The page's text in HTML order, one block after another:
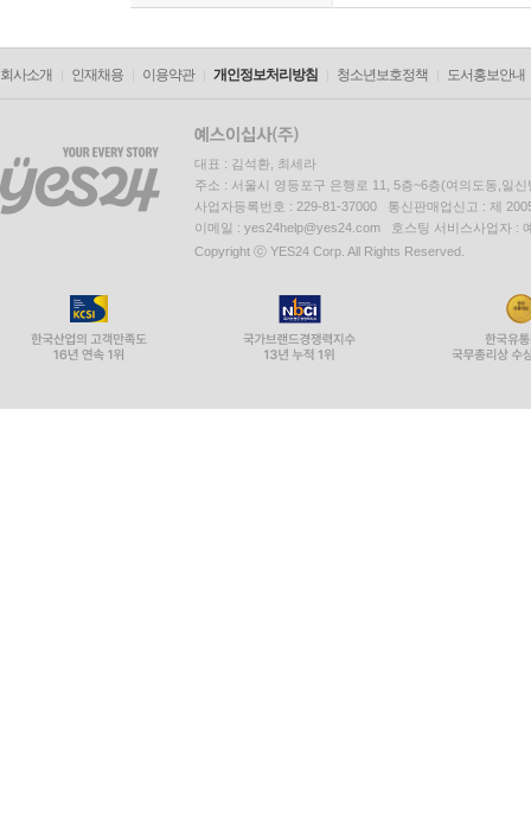
회사소개 인재채용 이용약관 개인정보처리방침 청소년보호정책 도서홍보안내
대표 : 김석환, 최세라
주소 : 서울시 영등포구 은행로 11, 5층~6층(여의도동,일신
사업자등록번호 : 229-81-37000 통신판매업신고 : 제
이메일 : yes24help@yes24.com 호스팅 서비스사업자 :
Copyright ⓒ YES24 Corp. All Rights Reserved.